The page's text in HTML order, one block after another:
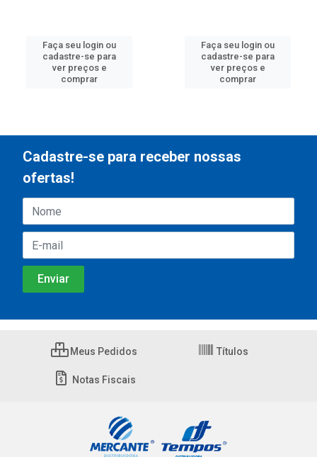
Faça seu login ou
cadastre-se para
ver preços e
comprar
Faça seu login ou
cadastre-se para
ver preços e
comprar
Cadastre-se para receber nossas
ofertas!
Meus Pedidos Títulos
Notas Fiscais